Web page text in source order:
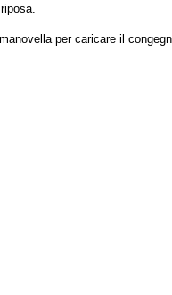
per caricare il